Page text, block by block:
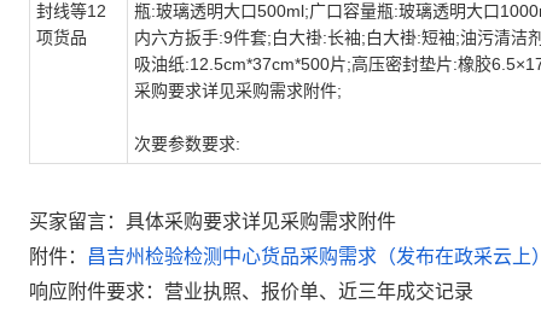
封线等12
项货品
瓶:玻璃透明大口500ml;广口容量瓶:玻璃透明大口
内六方扳手:9件套;白大褂:长袖;白大褂:短袖;油污清洁
吸油纸:12.5cm*37cm*500片;高压密封垫片:橡胶
采购要求详见采购需求附件;
次要参数要求:
买家留言：具体采购要求详见采购需求附件
附件： 昌吉州检验检测中心货品采购需求（发布在政采云上
响应附件要求：营业执照、报价单、近三年成交记录